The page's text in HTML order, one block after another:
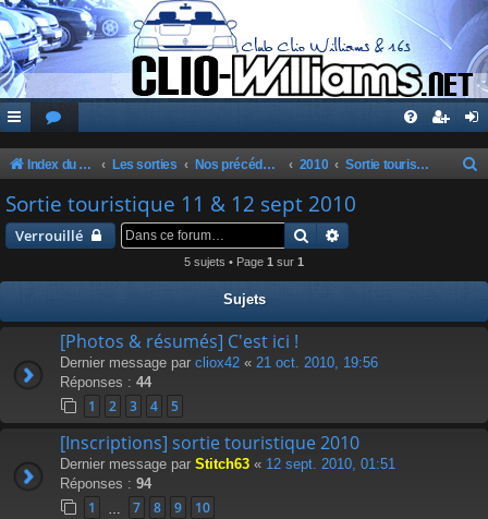
Index du forum Les sorties Nos précédentes sorties 2010 Sortie touristique 11 & 12 sept 2010
Sortie touristique 11 & 12 sept 2010
Verrouillé Rechercher
5 sujets • Page 1 sur 1
Sujets
[Photos & résumés] C'est ici !
Dernier message par cliox42 « 21 oct. 2010, 19:56
Réponses : 44
1 2 3 4 5
[Inscriptions] sortie touristique 2010
Dernier message par Stitch63 « 12 sept. 2010, 01:51
Réponses : 94
1 7 8 9 10